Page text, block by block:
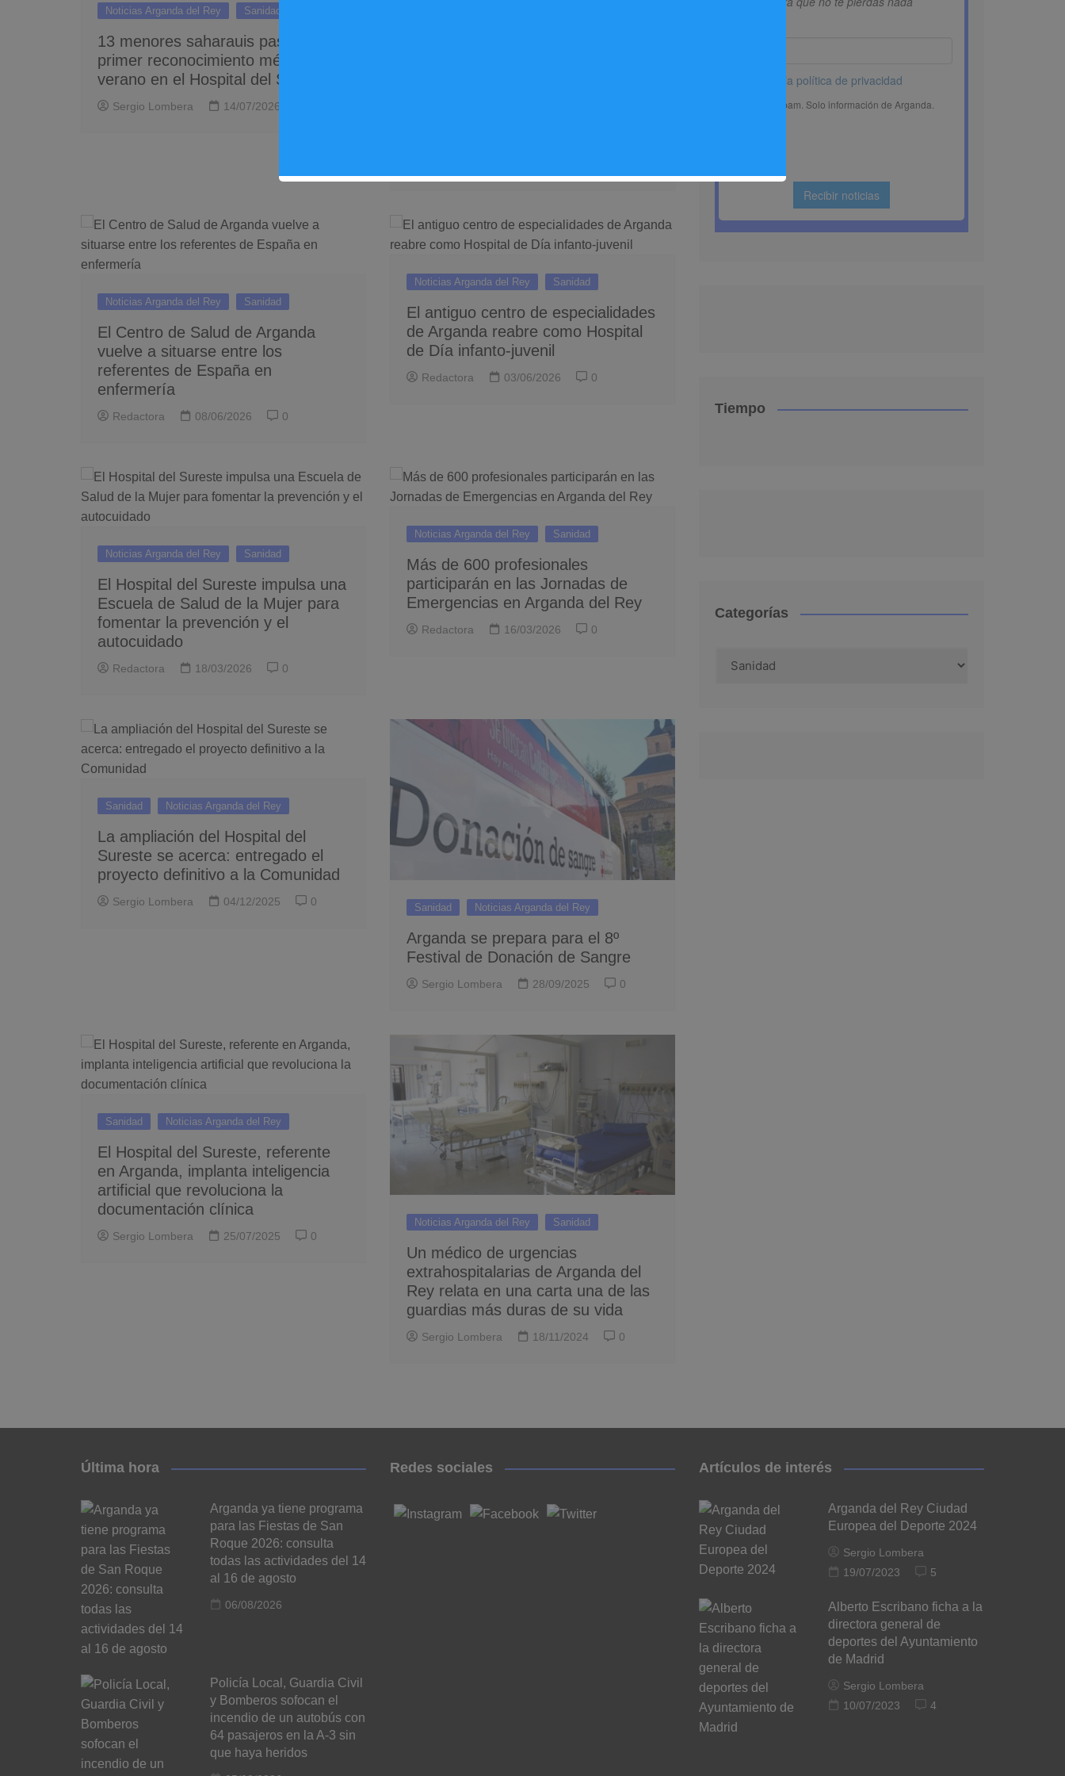
Noticias Arganda del Rey Sanidad
13 menores saharauis pasan su
primer reconocimiento médico de
verano en el Hospital del Sureste
Sergio Lombera 14/07/2026
Noticias Arganda del Rey Sanidad
El Centro de Salud de Arganda
vuelve a situarse entre los
referentes de España en
enfermería
Redactora 08/06/2026 0
Noticias Arganda del Rey Sanidad
El antiguo centro de especialidades
de Arganda reabre como Hospital
de Día infanto-juvenil
Redactora 03/06/2026 0
Noticias Arganda del Rey Sanidad
El Hospital del Sureste impulsa una
Escuela de Salud de la Mujer para
fomentar la prevención y el
autocuidado
Redactora 18/03/2026 0
Noticias Arganda del Rey Sanidad
Más de 600 profesionales
participarán en las Jornadas de
Emergencias en Arganda del Rey
Redactora 16/03/2026 0
Sanidad Noticias Arganda del Rey
La ampliación del Hospital del
Sureste se acerca: entregado el
proyecto definitivo a la Comunidad
Sergio Lombera 04/12/2025 0 Sanidad Noticias Arganda del Rey
Arganda se prepara para el 8º
Festival de Donación de Sangre
Sergio Lombera 28/09/2025 0
Sanidad Noticias Arganda del Rey
El Hospital del Sureste, referente
en Arganda, implanta inteligencia
artificial que revoluciona la
documentación clínica
Sergio Lombera 25/07/2025 0
Noticias Arganda del Rey Sanidad
Un médico de urgencias
extrahospitalarias de Arganda del
Rey relata en una carta una de las
guardias más duras de su vida
Sergio Lombera 18/11/2024 0
Tiempo
Categorías
Última hora
Arganda ya tiene programa
para las Fiestas de San
Roque 2026: consulta
todas las actividades del 14
al 16 de agosto
06/08/2026
Policía Local, Guardia Civil
y Bomberos sofocan el
incendio de un autobús con
64 pasajeros en la A-3 sin
que haya heridos
Redes sociales Artículos de interés
Arganda del Rey Ciudad
Europea del Deporte 2024
Sergio Lombera
19/07/2023
5
Alberto Escribano ficha a la
directora general de
deportes del Ayuntamiento
de Madrid
Sergio Lombera
10/07/2023
4